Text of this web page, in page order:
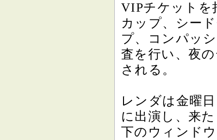
VIPチケットを
カップ、シー
プ、コンパッ
査を行い、夜
される。
レンダは金曜
に出演し、来
下のウィンド